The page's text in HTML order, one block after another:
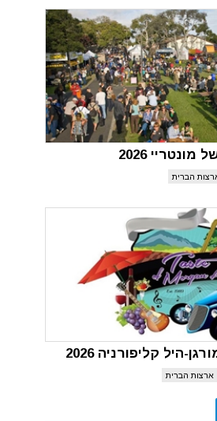
2026
הברית
היל קליפורניה 2026
ארצות הברית